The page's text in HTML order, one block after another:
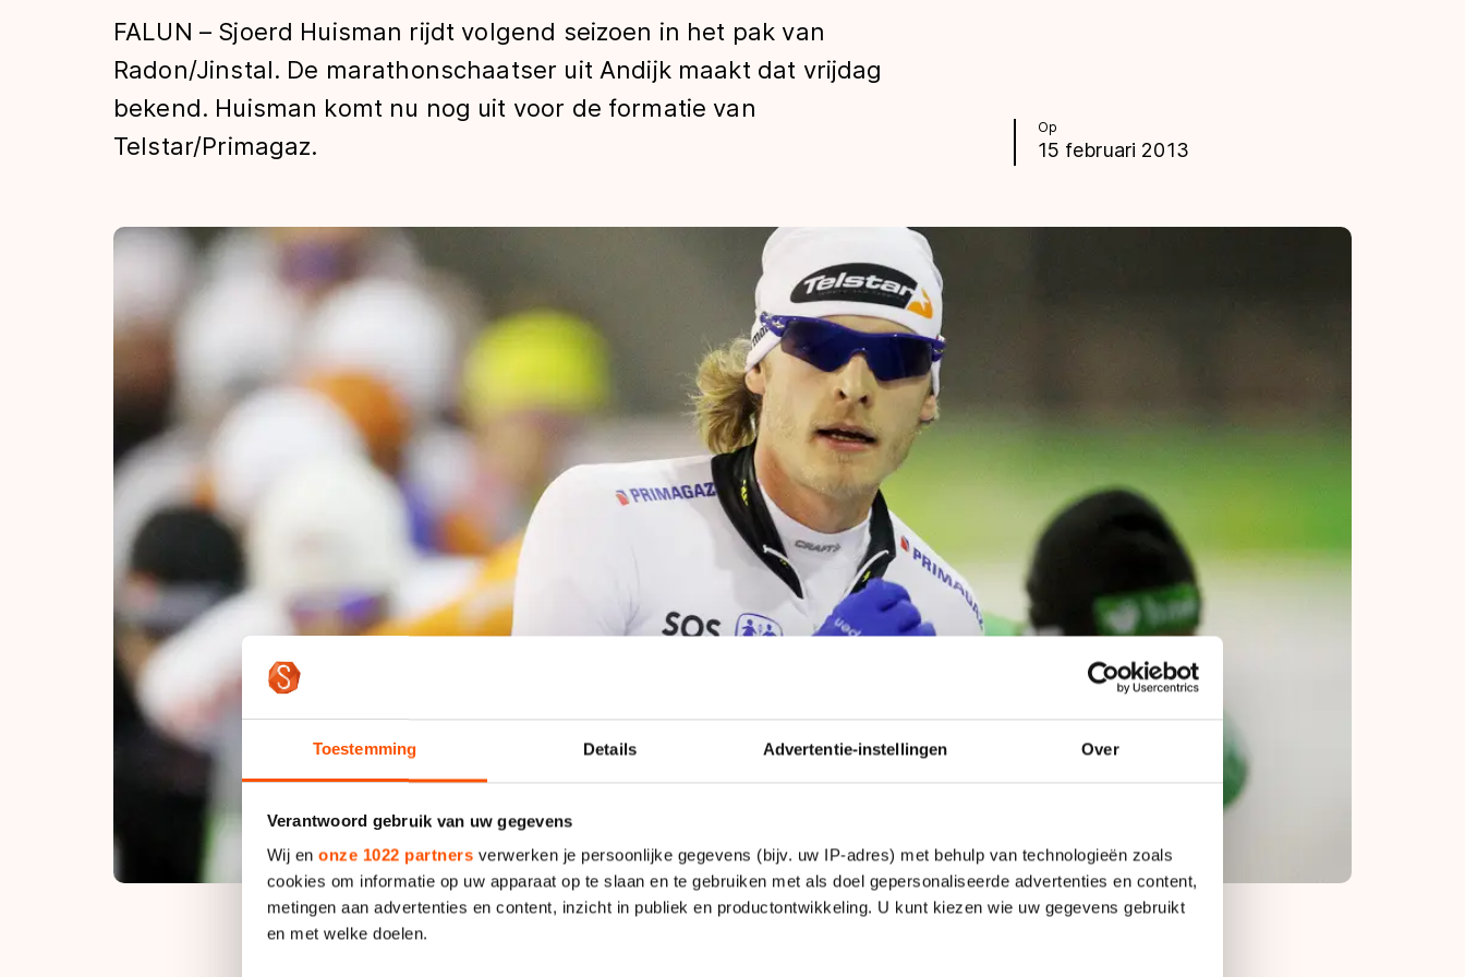
Toestemming Details Advertentie-instellingen Over
Verantwoord gebruik van uw gegevens
Wij en onze 1022 partners verwerken je persoonlijke gegevens (bijv. uw IP-adres) met behulp van technologieën zoals
cookies om informatie op uw apparaat op te slaan en te gebruiken met als doel gepersonaliseerde advertenties en content,
metingen aan advertenties en content, inzicht in publiek en productontwikkeling. U kunt kiezen wie uw gegevens gebruikt
en met welke doelen.
Tijden & historie
De weg op
Olympische Spelen
Op
15 februari 2013
FALUN – Sjoerd Huisman rijdt volgend seizoen in het pak van
Radon/Jinstal. De marathonschaatser uit Andijk maakt dat vrijdag
bekend. Huisman komt nu nog uit voor de formatie van
Telstar/Primagaz.